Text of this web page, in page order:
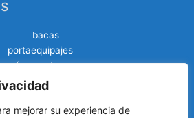
mejorar su experiencia de
techo, carrocería, etc…